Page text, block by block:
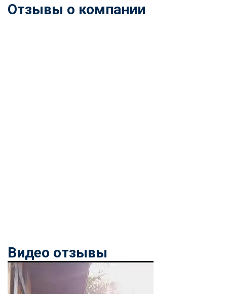
Отзывы о компании
Видео отзывы
Мессенджеры
Свяжитесь с нами через любой удобный мессенджер!